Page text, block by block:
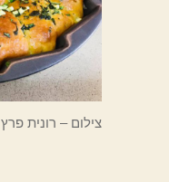
צילום – רונית פרץ